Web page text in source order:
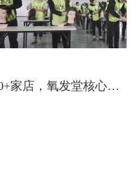
头头是道‖ 9年发展2500+家店，氧发堂核心竞争优势在哪里？